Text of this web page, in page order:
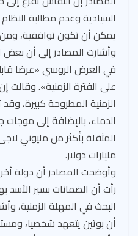
السيادية وعدم مطالبة
يمكن أن تكون توافقية، ومن
وأشارت المصادر إلى أن بعض
في العرض الروسي «عرضا
على الفترة الزمنية». وقالت
الزمنية المطروحة كبيرة،
الدماء، بالإضافة إلى موجات
مليارات دولار.
وأوضحت المصادر أن دولة
رأت أن الضمانات بسير
البحث في المهلة الزمنية،
أن بوتين يتعهد شخصيا،